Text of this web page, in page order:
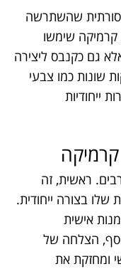
שהשתרשה
קרמיקה שימשו
גם כקנבס ליצירה
שונות כמו צבעי
ייחודיות
ראשית, זה
בצורה ייחודית.
אישית
הצלחה של
ומחזקת את